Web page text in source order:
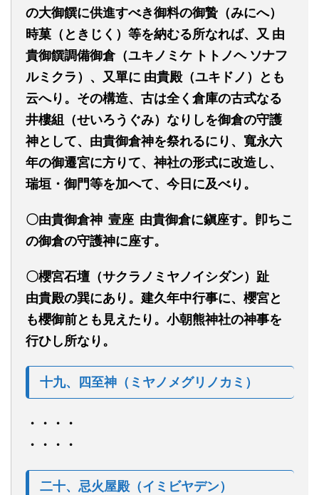
の大御饌に供進すべき御料の御贄（みにへ）
時菓（ときじく）等を納むる所なれば、又 由
貴御饌調備御倉（ユキノミケ トトノヘ ソナフ
ルミクラ）、又單に 由貴殿（ユキドノ）とも
云へり。その構造、古は全く倉庫の古式なる
井樓組（せいろうぐみ）なりしを御倉の守護
神として、 由貴御倉神を祭れるにり、寬永六
年の御遷宮に方りて、神社の形式に改造し、
瑞垣・御門等を加へて、今日に及べり。
〇由貴御倉神 壹座 由貴御倉に鎭座す。卽ちこ
の御倉の守護神に座す。
〇櫻宮石壇（サクラノミヤノイシダン）趾
由貴殿の巽にあり。建久年中行事に、櫻宮と
も櫻御前とも見えたり。小朝熊神社の神事を
行ひし所なり。
十九、四至神（ミヤノメグリノカミ）
・・・・
・・・・
二十、忌火屋殿（イミビヤデン）